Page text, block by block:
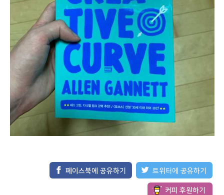
페이스북에 공유하기 트위터에 공유하기
커피 후원하기